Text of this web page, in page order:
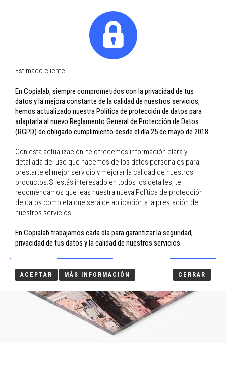
Hahnemühle
DIGIgraphie by Epson
lab@copialab.com
Contactar
PIDE TUS
ONLINE
EDITOR
COPIABOOKS
ONLINE
Estimado cliente
En Copialab, siempre comprometidos con la privacidad de tus
datos y la mejora constante de la calidad de nuestros servicios,
hemos actualizado nuestra Política de protección de datos para
adaptarla al nuevo Reglamento General de Protección de Datos
(RGPD) de obligado cumplimiento desde el día 25 de mayo de 2018.
Con esta actualización, te ofrecemos información clara y
detallada del uso que hacemos de los datos personales para
prestarte el mejor servicio y mejorar la calidad de nuestros
productos.Si estás interesado en todos los detalles, te
recomendamos que leas nuestra nueva Política de protección
de datos completa que será de aplicación a la prestación de
nuestros servicios.
En Copialab trabajamos cada día para garantizar la seguridad,
privacidad de tus datos y la calidad de nuestros servicios.
ACEPTAR MÁS INFORMACIÓN CERRAR